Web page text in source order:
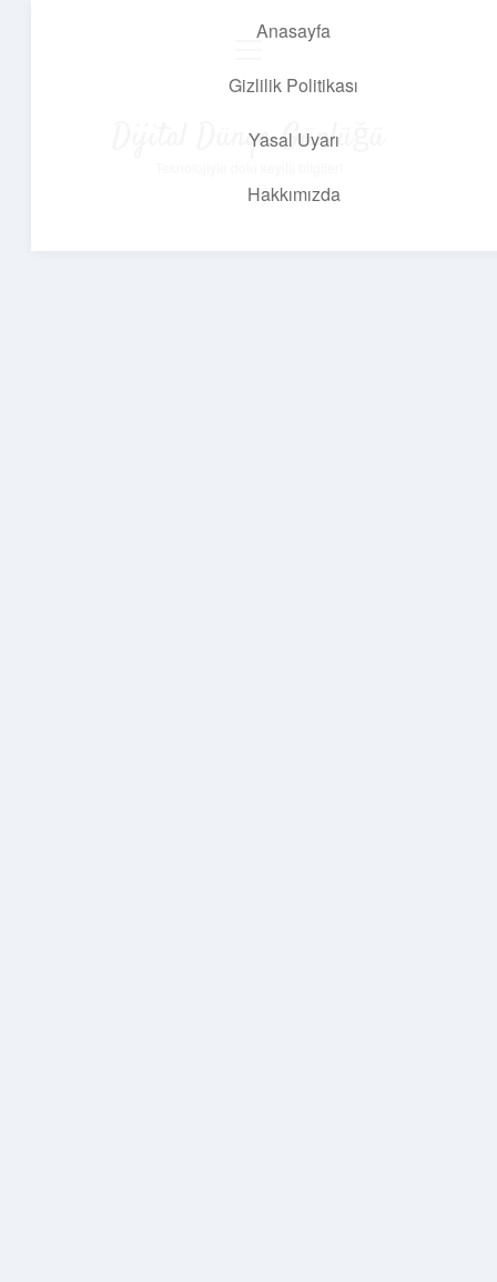
Anasayfa
Gizlilik Politikası
Yasal Uyarı
Hakkımızda
Dijital Dünya Günlüğü